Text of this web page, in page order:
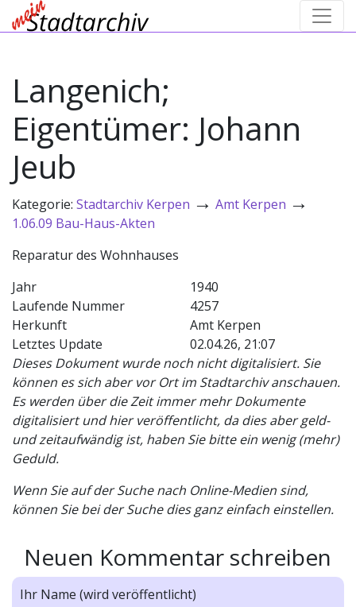
Langenich;
Eigentümer: Johann
Jeub
Kategorie: Stadtarchiv Kerpen → Amt Kerpen →
1.06.09 Bau-Haus-Akten
Reparatur des Wohnhauses
Jahr
1940
Laufende Nummer
4257
Herkunft
Amt Kerpen
Letztes Update
02.04.26, 21:07
Dieses Dokument wurde noch nicht digitalisiert. Sie
können es sich aber vor Ort im Stadtarchiv anschauen.
Es werden über die Zeit immer mehr Dokumente
digitalisiert und hier veröffentlicht, da dies aber geld-
und zeitaufwändig ist, haben Sie bitte ein wenig (mehr)
Geduld.
Wenn Sie auf der Suche nach Online-Medien sind,
können Sie bei der Suche dies ganz einfach einstellen.
Neuen Kommentar schreiben
Ihr Name (wird veröffentlicht)